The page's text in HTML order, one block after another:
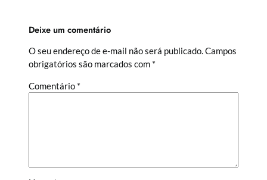
Deixe um comentário
O seu endereço de e-mail não será publicado.Campos
obrigatórios são marcados com *
Comentário *